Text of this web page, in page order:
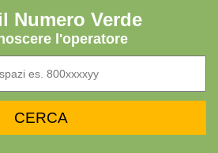
Numero Verde
l'operatore